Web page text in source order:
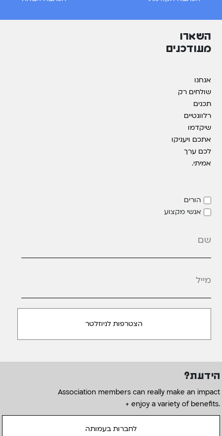
השארו
מעודכנים
אנחנו
שולחים רק
תכנים
רלוונטיים
שיקדמו
אתכם ויעניקו
לכם ערך
אמיתי.
הורים
אנשי מקצוע
הידעת?
Association members can really make an impact
+ enjoy a variety of benefits.
לחברות בעמותה